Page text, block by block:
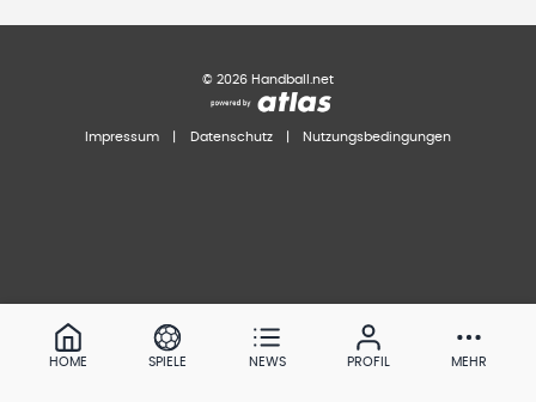
© 2026 Handball.net
Impressum Datenschutz Nutzungsbedingungen
HOME SPIELE NEWS PROFIL MEHR